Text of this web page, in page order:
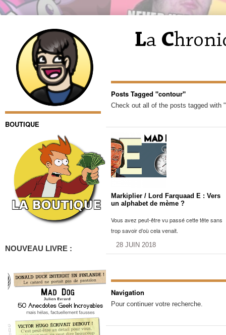
BOUTIQUE
NOUVEAU LIVRE :
Posts Tagged "contour"
Check out all of the posts tagged with
Markiplier / Lord Farquaad E : Vers
un alphabet de mème ?
Vous avez peut-être vu passé cette tête sans
trop savoir d’où cela venait.
28 JUIN 2018
Navigation
Pour continuer votre recherche.